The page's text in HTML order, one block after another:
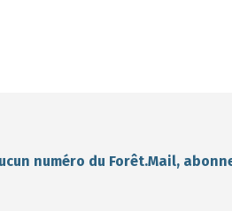
numéro du Forêt.Mail,